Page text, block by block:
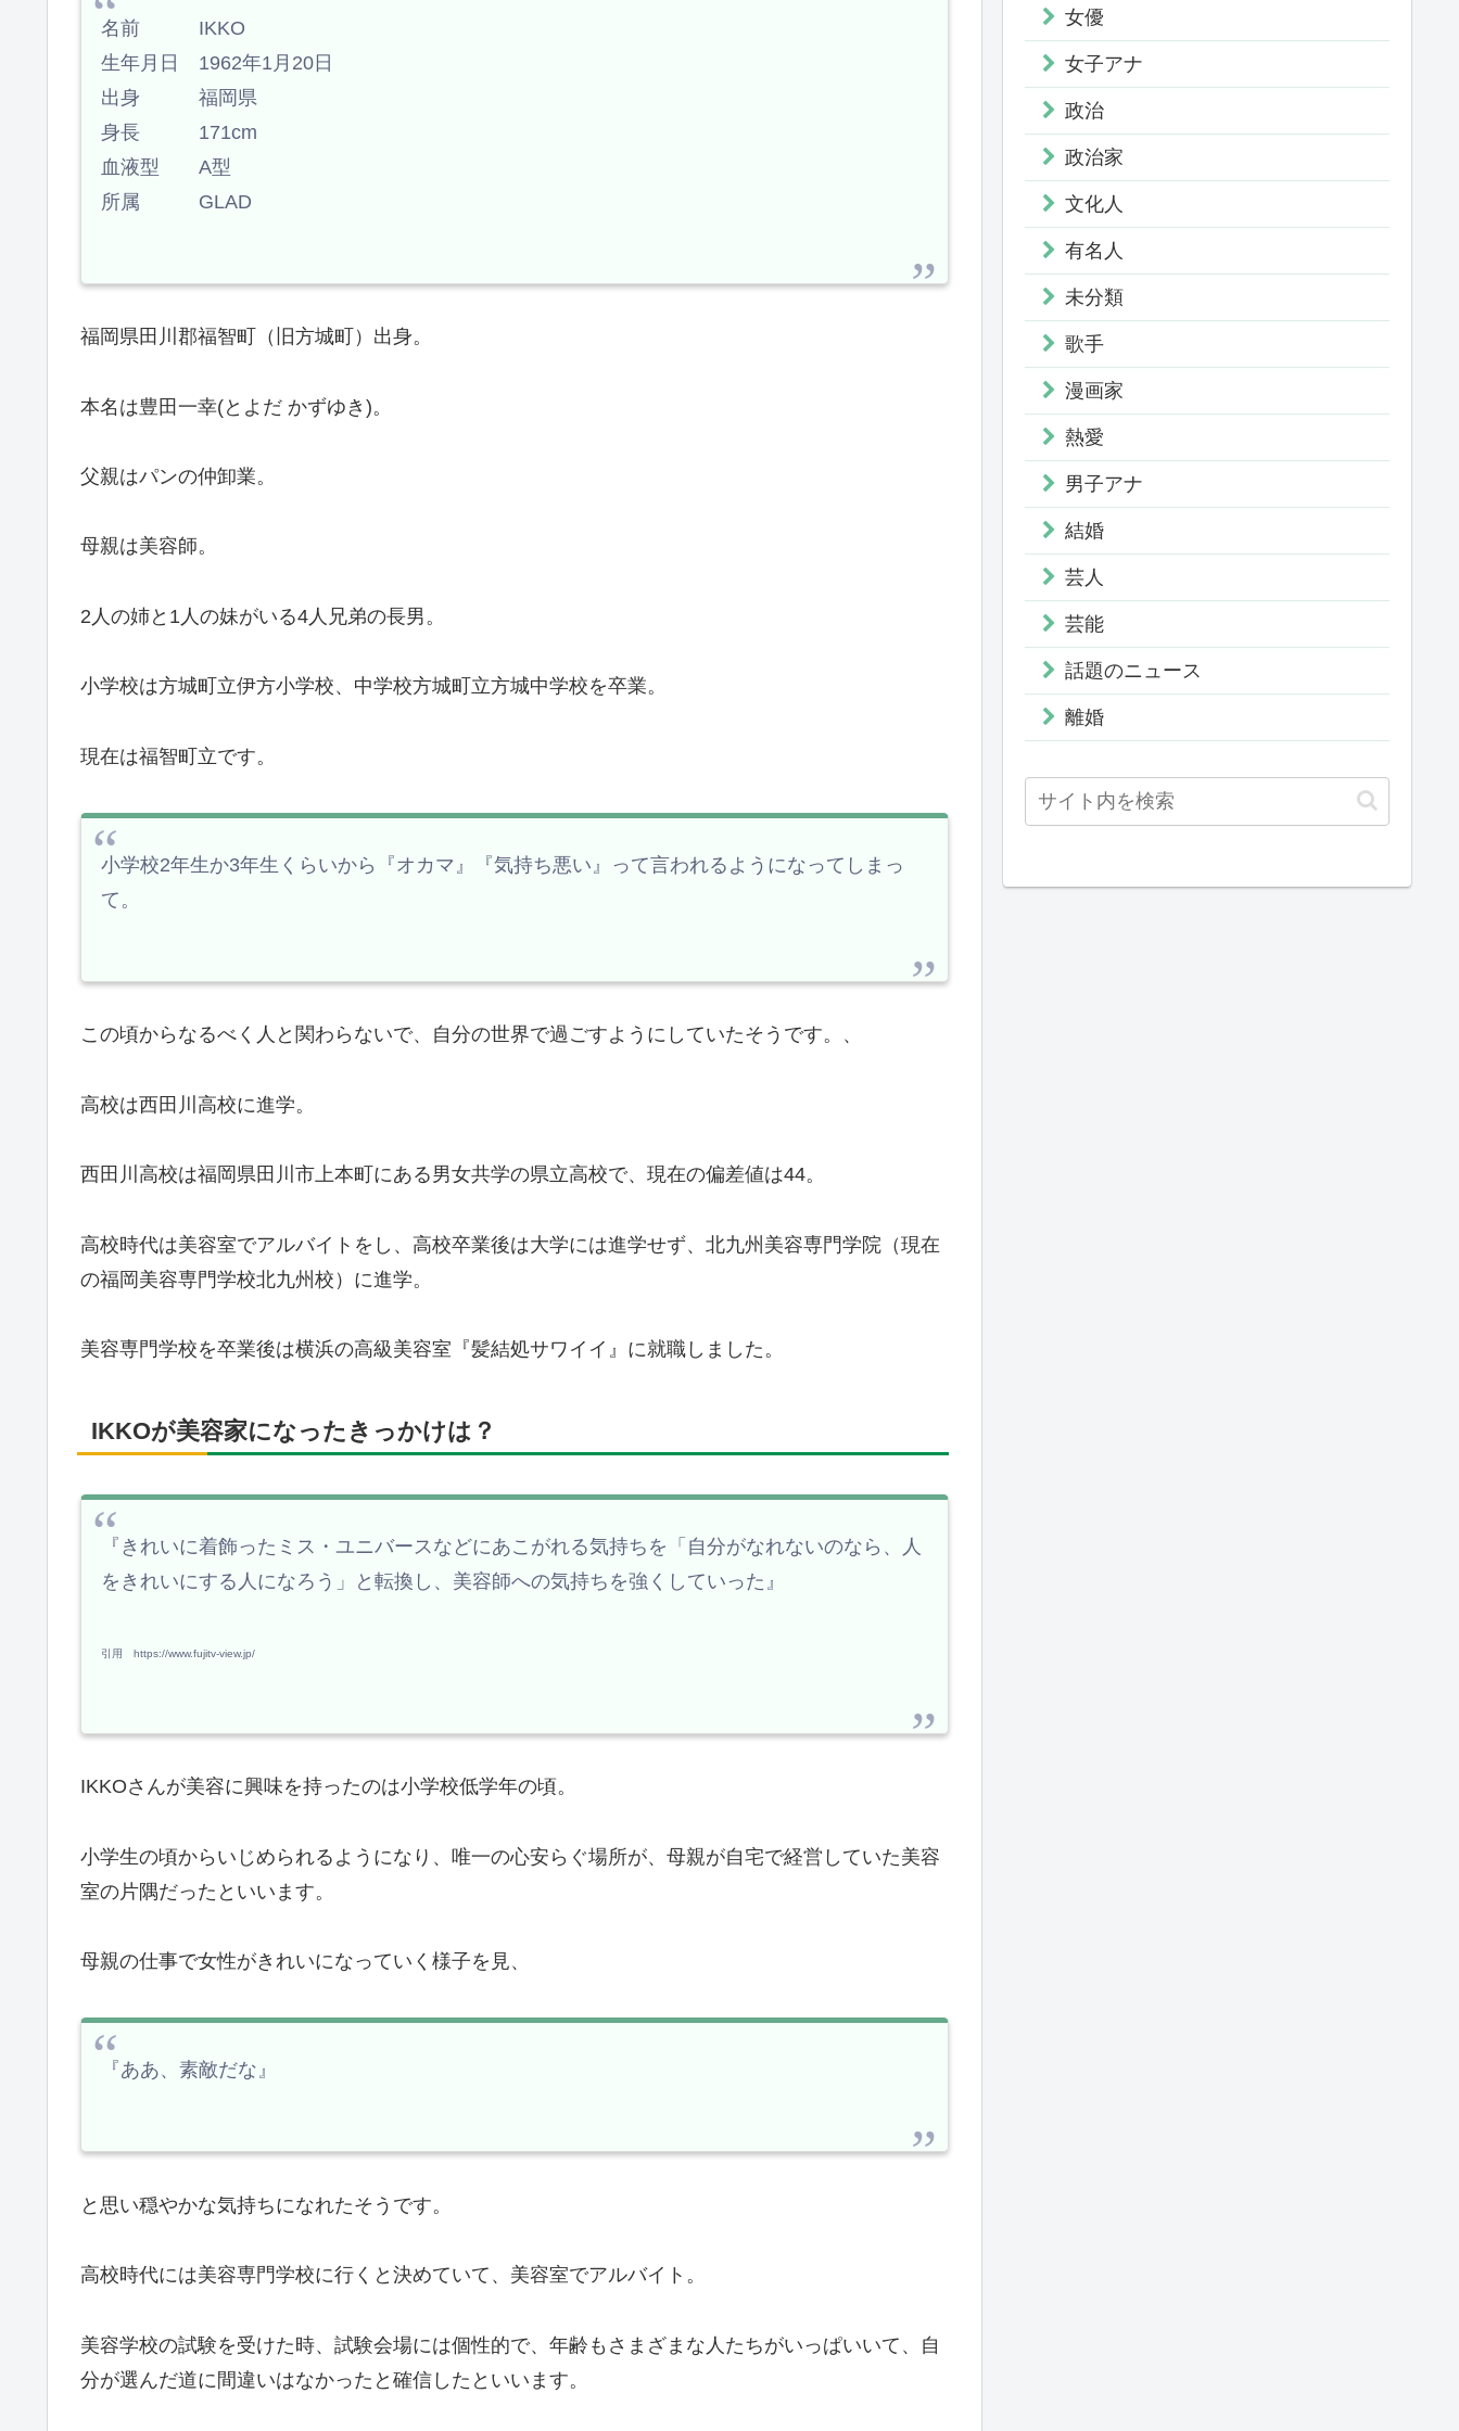
名前 IKKO
生年月日 1962年1月20日
出身 福岡県
身長 171cm
血液型 A型
所属 GLAD
福岡県田川郡福智町（旧方城町）出身。
本名は豊田一幸(とよだ かずゆき)。
父親はパンの仲卸業。
母親は美容師。
2人の姉と1人の妹がいる4人兄弟の長男。
小学校は方城町立伊方小学校、中学校方城町立方城中学校を卒業。
現在は福智町立です。
小学校2年生か3年生くらいから『オカマ』『気持ち悪い』って言われるようになってしまっ
て。
この頃からなるべく人と関わらないで、自分の世界で過ごすようにしていたそうです。、
高校は西田川高校に進学。
西田川高校は福岡県田川市上本町にある男女共学の県立高校で、現在の偏差値は44。
高校時代は美容室でアルバイトをし、高校卒業後は大学には進学せず、北九州美容専門学院（現在
の福岡美容専門学校北九州校）に進学。
美容専門学校を卒業後は横浜の高級美容室『髪結処サワイイ』に就職しました。
IKKOが美容家になったきっかけは？
『きれいに着飾ったミス・ユニバースなどにあこがれる気持ちを「自分がなれないのなら、人
をきれいにする人になろう」と転換し、美容師への気持ちを強くしていった』
引用 https://www.fujitv-view.jp/
IKKOさんが美容に興味を持ったのは小学校低学年の頃。
小学生の頃からいじめられるようになり、唯一の心安らぐ場所が、母親が自宅で経営していた美容
室の片隅だったといいます。
母親の仕事で女性がきれいになっていく様子を見、
『ああ、素敵だな』
と思い穏やかな気持ちになれたそうです。
高校時代には美容専門学校に行くと決めていて、美容室でアルバイト。
美容学校の試験を受けた時、試験会場には個性的で、年齢もさまざまな人たちがいっぱいいて、自
分が選んだ道に間違いはなかったと確信したといいます。
女優
女子アナ
政治
政治家
文化人
有名人
未分類
歌手
漫画家
熱愛
男子アナ
結婚
芸人
芸能
話題のニュース
離婚